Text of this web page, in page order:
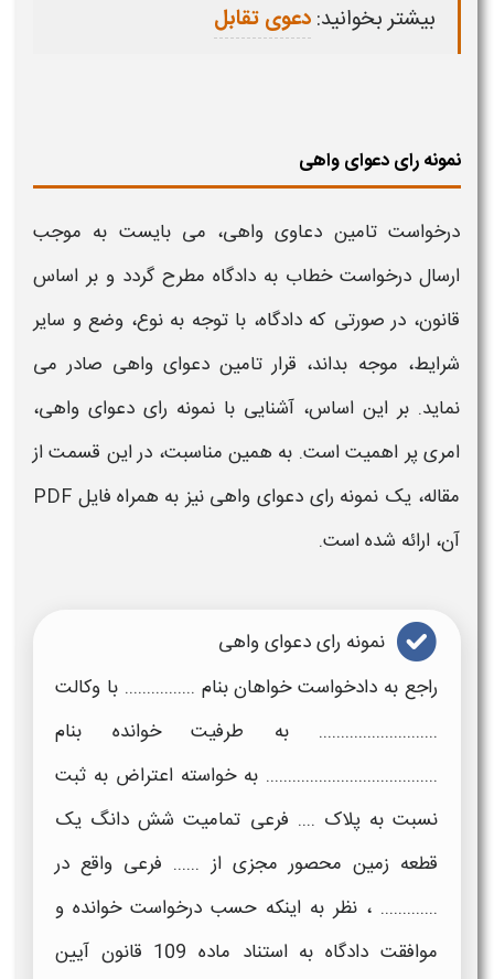
بیشتر بخوانید:دعوی تقابل
نمونه رای دعوای واهی
درخواست تامین دعاوی واهی، می بایست به موجب
ارسال درخواستخطاب به دادگاه مطرح گردد و بر اساس
قانون، در صورتی که دادگاه، با توجه به نوع، وضع و سایر
شرایط، موجه بداند، قرار تامین دعوای واهی صادر می
نماید. بر این اساس، آشنایی با نمونه رای دعوای واهی،
امری پر اهمیت است. به همین مناسبت، در این قسمت از
مقاله، یک نمونه رای دعوای واهی نیز به همراه فایل PDF
آن، ارائه شده است.
نمونه رای دعوای واهی
راجع به دادخواست خواهان بنام ................ با وکالت
........................... به طرفیت خوانده بنام
....................................... به خواسته اعتراض به ثبت
نسبت به پلاک .... فرعی تمامیت شش دانگ یک
قطعه زمین محصور مجزی از ...... فرعی واقع در
............. ، نظر به اینکه حسب درخواست خوانده و
موافقت دادگاه به استناد ماده 109 قانون آیین